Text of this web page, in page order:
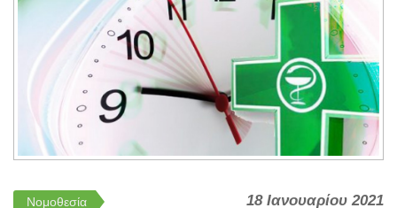
Νομοθεσία 18 Ιανουαρίου 2021